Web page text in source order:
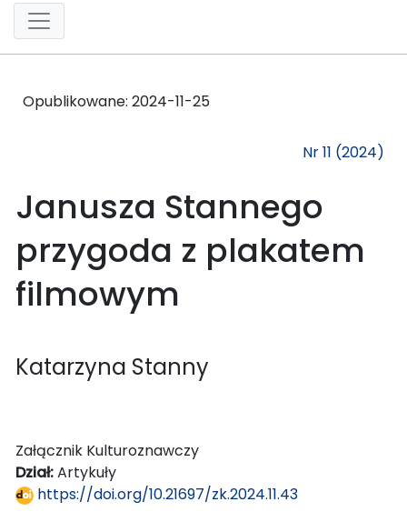
Opublikowane: 2024-11-25
Nr 11 (2024)
Janusza Stannego
przygoda z plakatem
filmowym
Katarzyna Stanny
Załącznik Kulturoznawczy
Dział:Artykuły
https://doi.org/10.21697/zk.2024.11.43